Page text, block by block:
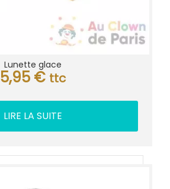
Lunette glace
5,95 € ttc
LIRE LA SUITE